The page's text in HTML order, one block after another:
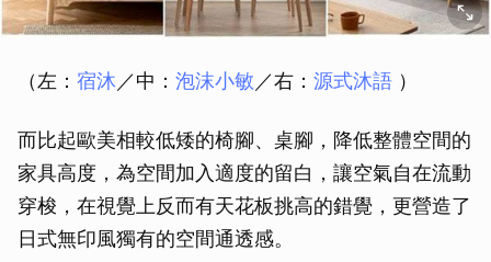
（左： 宿沐／中： 泡沫小敏／右： 源式沐語 ）
而比起歐美相較低矮的椅腳、桌腳，降低整體空間的
家具高度，為空間加入適度的留白，讓空氣自在流動
穿梭，在視覺上反而有天花板挑高的錯覺，更營造了
日式無印風獨有的空間通透感。
取消